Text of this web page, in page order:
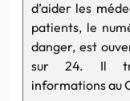
d’aider les
patients, le
danger, est
sur 24. Il
informations au